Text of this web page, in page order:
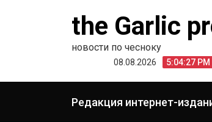
the Garlic
новости по чесноку
08.08.2026 5:04:28 PM
Редакция интернет-